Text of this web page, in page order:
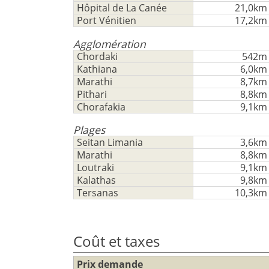
Hôpital de La Canée
21,0km
Port Vénitien
17,2km
Agglomération
Chordaki
542m
Kathiana
6,0km
Marathi
8,7km
Pithari
8,8km
Chorafakia
9,1km
Plages
Seitan Limania
3,6km
Marathi
8,8km
Loutraki
9,1km
Kalathas
9,8km
Tersanas
10,3km
Coût et taxes
Prix demande
Sauvegarder
fonctionnalité